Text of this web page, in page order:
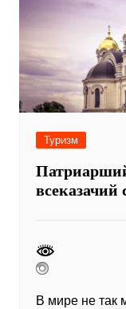
Туризм
всеказачий
В мире не так